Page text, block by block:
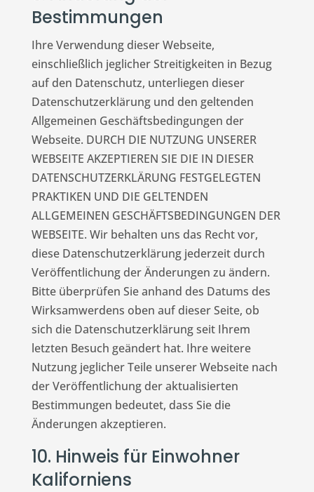
Bestimmungen
Ihre Verwendung dieser Webseite,
einschließlich jeglicher Streitigkeiten in Bezug
auf den Datenschutz, unterliegen dieser
Datenschutzerklärung und den geltenden
Allgemeinen Geschäftsbedingungen der
Webseite. DURCH DIE NUTZUNG UNSERER
WEBSEITE AKZEPTIEREN SIE DIE IN DIESER
DATENSCHUTZERKLÄRUNG FESTGELEGTEN
PRAKTIKEN UND DIE GELTENDEN
ALLGEMEINEN GESCHÄFTSBEDINGUNGEN DER
WEBSEITE. Wir behalten uns das Recht vor,
diese Datenschutzerklärung jederzeit durch
Veröffentlichung der Änderungen zu ändern.
Bitte überprüfen Sie anhand des Datums des
Wirksamwerdens oben auf dieser Seite, ob
sich die Datenschutzerklärung seit Ihrem
letzten Besuch geändert hat. Ihre weitere
Nutzung jeglicher Teile unserer Webseite nach
der Veröffentlichung der aktualisierten
Bestimmungen bedeutet, dass Sie die
Änderungen akzeptieren.
10. Hinweis für Einwohner
Kaliforniens